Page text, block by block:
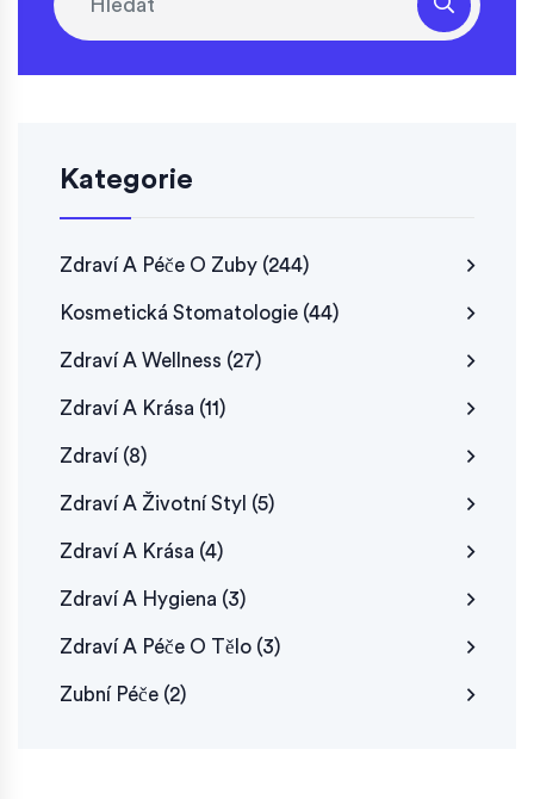
Kategorie
Zdraví A Péče O Zuby (244)
Kosmetická Stomatologie (44)
Zdraví A Wellness (27)
Zdraví A Krása (11)
Zdraví (8)
Zdraví A Životní Styl (5)
Zdraví A Krása (4)
Zdraví A Hygiena (3)
Zdraví A Péče O Tělo (3)
Zubní Péče (2)